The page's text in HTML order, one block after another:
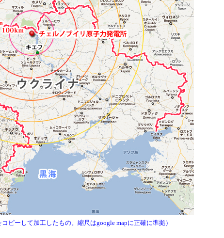
ピーして加工したもの。縮尺はgoogle mapに正確に準拠）